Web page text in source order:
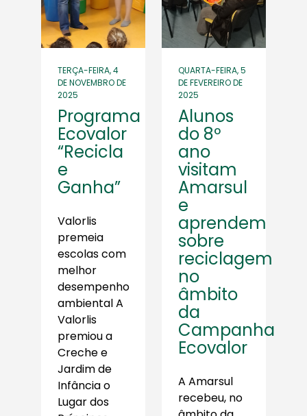
TERÇA-FEIRA, 4
DE NOVEMBRO DE
2025
Programa
Ecovalor
“Recicla
e
Ganha”
Valorlis
premeia
escolas com
melhor
desempenho
ambiental A
Valorlis
premiou a
Creche e
Jardim de
Infância o
Lugar dos
QUARTA-FEIRA, 5
DE FEVEREIRO DE
2025
Alunos
do 8º
ano
visitam
Amarsul
e
aprendem
sobre
reciclagem
no
âmbito
da
Campanha
Ecovalor
A Amarsul
recebeu, no